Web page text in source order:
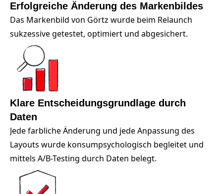
Erfolgreiche Änderung des Markenbildes
Das Markenbild von Görtz wurde beim Relaunch
sukzessive getestet, optimiert und abgesichert.
Klare Entscheidungsgrundlage durch
Daten
Jede farbliche Änderung und jede Anpassung des
Layouts wurde konsumpsychologisch begleitet und
mittels A/B-Testing durch Daten belegt.